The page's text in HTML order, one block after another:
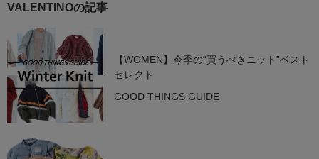
VALENTINOの記事
【WOMEN】今季の“買うべきニット”ベスト
セレクト
GOOD THINGS GUIDE